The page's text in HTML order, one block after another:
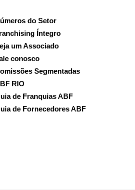
do Setor
Íntegro
um Associado
conosco
Segmentadas
RIO
de Franquias ABF
de Fornecedores ABF